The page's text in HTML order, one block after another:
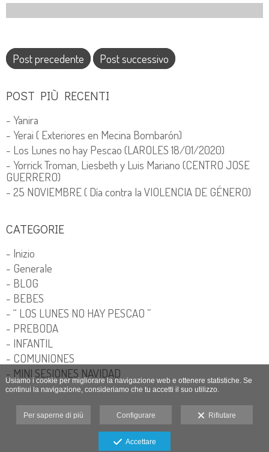
Post precedente Post successivo
POST PIÙ RECENTI
- Yanira
- Yerai ( Exteriores en Mecina Bombarón)
- Los Lunes no hay Pescao (LAROLES 18/01/2020)
- Yorrick Troman, Liesbeth y Luis Mariano (CENTRO JOSE
GUERRERO)
- 25 NOVIEMBRE ( Día contra la VIOLENCIA DE GÉNERO)
CATEGORIE
- Inizio
- Generale
- BLOG
- BEBES
- “ LOS LUNES NO HAY PESCAO ”
- PREBODA
- INFANTIL
- COMUNIONES
- MINI SESIONES NAVIDAD
Usiamo i cookie per migliorare la navigazione web e ottenere statistiche. Se
continui la navigazione, consideriamo che tu accetti il suo utilizzo.
Per saperne di più Configurare Rifiutare
Accettare